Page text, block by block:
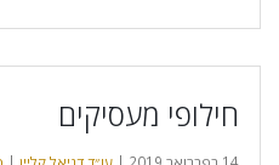
חילופי מעסיקים